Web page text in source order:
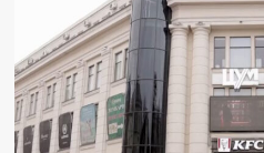
№1
–
контакти
та
адреса